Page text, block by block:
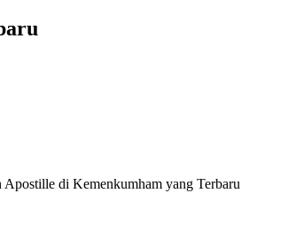
Apostille di Kemenkumham yang Terbaru